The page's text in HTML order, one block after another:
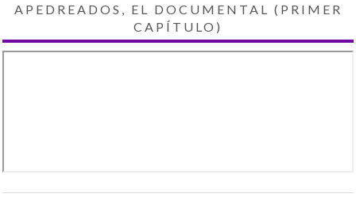
APEDREADOS, EL DOCUMENTAL (PRIMER
CAPÍTULO)